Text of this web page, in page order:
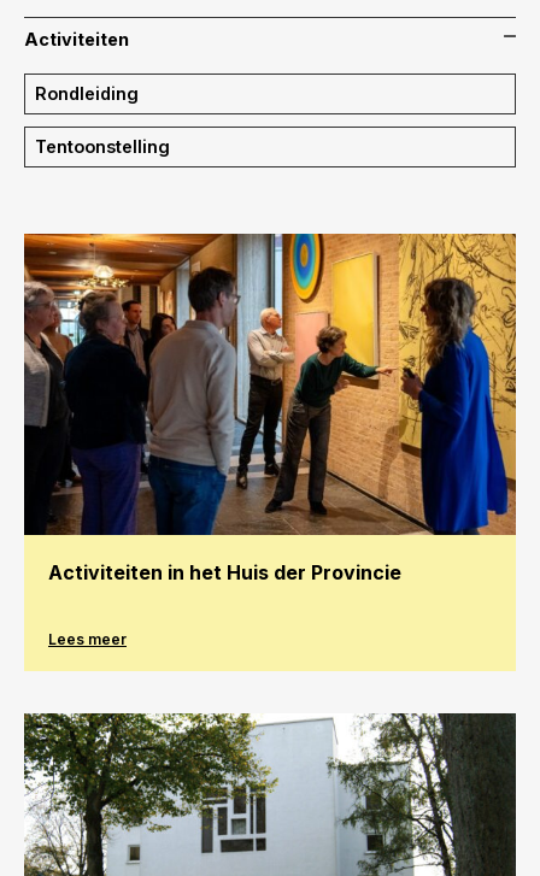
Activiteiten
Rondleiding
Tentoonstelling
Activiteiten in het Huis der Provincie
Lees meer